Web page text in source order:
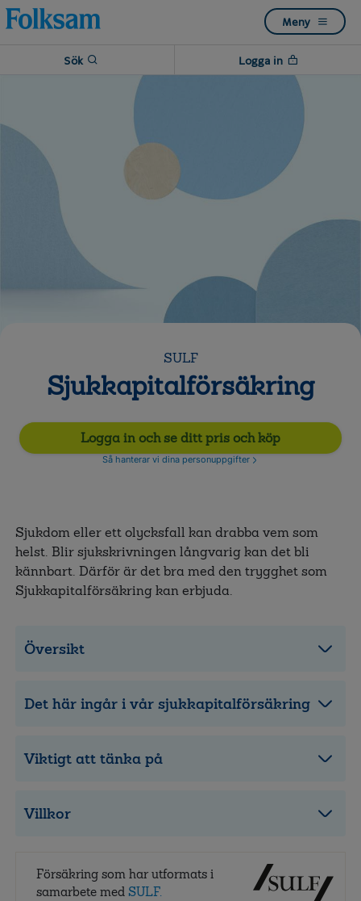
Till
navigation
Till
innehåll
Meny
Sök Logga in
SULF
Sjukkapitalförsäkring
Logga in och se ditt pris och köp
Så hanterar vi dina personuppgifter
Sjukdom eller ett olycksfall kan drabba vem som
helst. Blir sjukskrivningen långvarig kan det bli
kännbart. Därför är det bra med den trygghet som
Sjukkapitalförsäkring kan erbjuda.
Översikt
Det här ingår i vår sjukkapitalförsäkring
Viktigt att tänka på
Villkor
Försäkring som har utformats i
samarbete med SULF.